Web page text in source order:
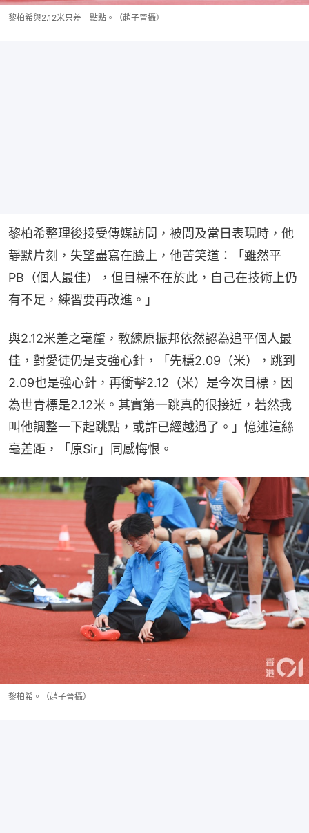
黎柏希與2.12米只差一點點。（趙子晉攝）
黎柏希整理後接受傳媒訪問，被問及當日表現時，他
靜默片刻，失望盡寫在臉上，他苦笑道：「雖然平
PB（個人最佳），但目標不在於此，自己在技術上仍
有不足，練習要再改進。」
與2.12米差之毫釐，教練原振邦依然認為追平個人最
佳，對愛徒仍是支強心針，「先穩2.09（米），跳到
2.09也是強心針，再衝擊2.12（米）是今次目標，因
為世青標是2.12米。其實第一跳真的很接近，若然我
叫他調整一下起跳點，或許已經越過了。」憶述這絲
毫差距，「原Sir」同感悔恨。
黎柏希。（趙子晉攝）